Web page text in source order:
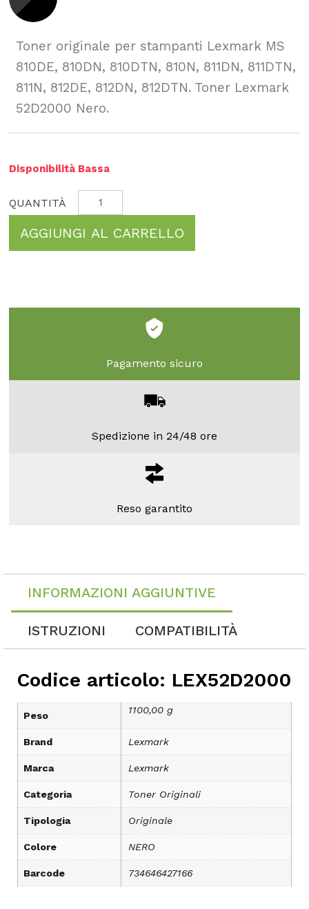
Toner originale per stampanti Lexmark MS
810DE, 810DN, 810DTN, 810N, 811DN, 811DTN,
811N, 812DE, 812DN, 812DTN. Toner Lexmark
52D2000 Nero.
Disponibilità Bassa
AGGIUNGI AL CARRELLO
Pagamento sicuro
Spedizione in 24/48 ore
Reso garantito
INFORMAZIONI AGGIUNTIVE
ISTRUZIONI COMPATIBILITÀ
Codice articolo: LEX52D2000
Peso 1100,00 g
Brand Lexmark
Marca Lexmark
Categoria Toner Originali
Tipologia Originale
Colore NERO
Barcode 734646427166